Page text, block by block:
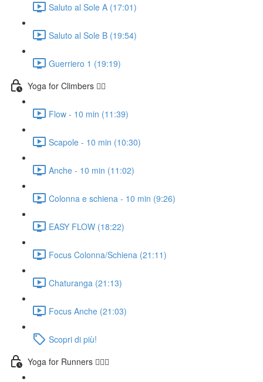
Saluto al Sole A (17:01)
Saluto al Sole B (19:54)
Guerriero 1 (19:19)
Yoga for Climbers 🧗‍♀️
Flow - 10 min (11:39)
Scapole - 10 min (10:30)
Anche - 10 min (11:02)
Colonna e schiena - 10 min (9:26)
EASY FLOW (18:22)
Focus Colonna/Schiena (21:11)
Chaturanga (21:13)
Focus Anche (21:03)
Scopri di più!
Yoga for Runners 🏃🏼‍♀️